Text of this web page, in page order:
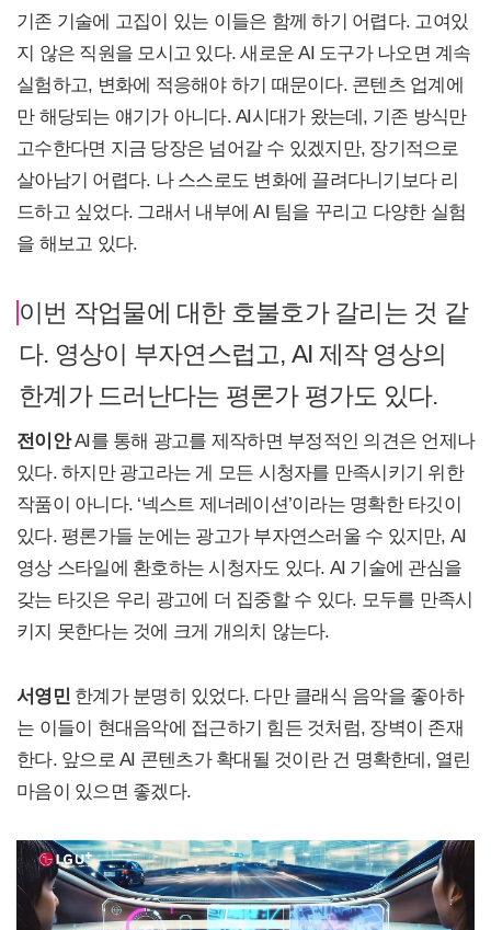
기존 기술에 고집이 있는 이들은 함께 하기 어렵다. 고여있
지 않은 직원을 모시고 있다. 새로운 AI 도구가 나오면 계속
실험하고, 변화에 적응해야 하기 때문이다. 콘텐츠 업계에
만 해당되는 얘기가 아니다. AI시대가 왔는데, 기존 방식만
고수한다면 지금 당장은 넘어갈 수 있겠지만, 장기적으로
살아남기 어렵다. 나 스스로도 변화에 끌려다니기보다 리
드하고 싶었다. 그래서 내부에 AI 팀을 꾸리고 다양한 실험
을 해보고 있다.
이번 작업물에 대한 호불호가 갈리는 것 같
다. 영상이 부자연스럽고, AI 제작 영상의
한계가 드러난다는 평론가 평가도 있다.
전이안AI를 통해 광고를 제작하면 부정적인 의견은 언제나
있다. 하지만 광고라는 게 모든 시청자를 만족시키기 위한
작품이 아니다. ‘넥스트 제너레이션’이라는 명확한 타깃이
있다. 평론가들 눈에는 광고가 부자연스러울 수 있지만, AI
영상 스타일에 환호하는 시청자도 있다. AI 기술에 관심을
갖는 타깃은 우리 광고에 더 집중할 수 있다. 모두를 만족시
키지 못한다는 것에 크게 개의치 않는다.
서영민 한계가 분명히 있었다. 다만 클래식 음악을 좋아하
는 이들이 현대음악에 접근하기 힘든 것처럼, 장벽이 존재
한다. 앞으로 AI 콘텐츠가 확대될 것이란 건 명확한데, 열린
마음이 있으면 좋겠다.